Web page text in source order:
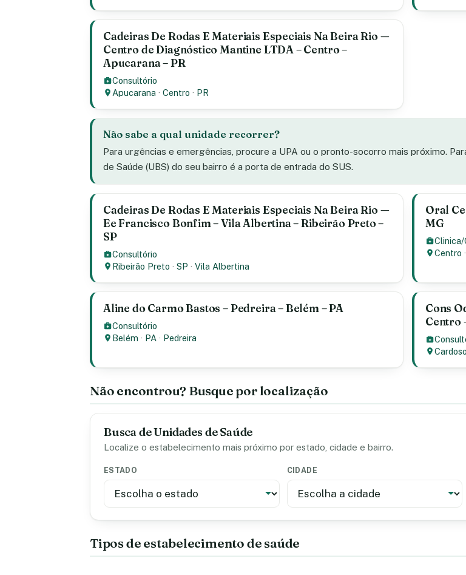
Cadeiras De Rodas E Materiais Especiais Na Beira Rio —
Centro de Diagnóstico Mantine LTDA – Centro –
Apucarana – PR
Consultório
Apucarana ·Centro · PR
Não sabe a qual unidade recorrer?
Para urgências e emergências, procure a UPA ou o pronto-socorro mais próximo.
de Saúde (UBS) do seu bairro é a porta de entrada do SUS.
Cadeiras De Rodas E Materiais Especiais Na Beira Rio —
Ee Francisco Bonfim – Vila Albertina – Ribeirão Preto –
SP
Consultório
Ribeirão Preto ·SP ·Vila Albertina
Oral
MG
Clinica/
Centro
Aline do Carmo Bastos – Pedreira – Belém – PA
Consultório
Belém · PA · Pedreira
Cons
Centro
Cardoso
Não encontrou? Busque por localização
Busca de Unidades de Saúde
Localize o estabelecimento mais próximo por estado, cidade e bairro.
ESTADO CIDADE
Tipos de estabelecimento de saúde